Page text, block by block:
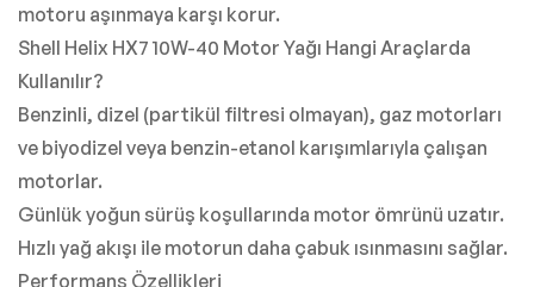
motoru aşınmaya karşı korur.
Shell Helix HX7 10W-40 Motor Yağı Hangi Araçlarda
Kullanılır?
Benzinli, dizel (partikül filtresi olmayan), gaz motorları
ve biyodizel veya benzin-etanol karışımlarıyla çalışan
motorlar.
Günlük yoğun sürüş koşullarında motor ömrünü uzatır.
Hızlı yağ akışı ile motorun daha çabuk ısınmasını sağlar.
Performans Özellikleri